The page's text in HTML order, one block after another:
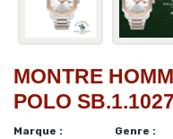
MONTRE
POLO
Marque :
Genre :